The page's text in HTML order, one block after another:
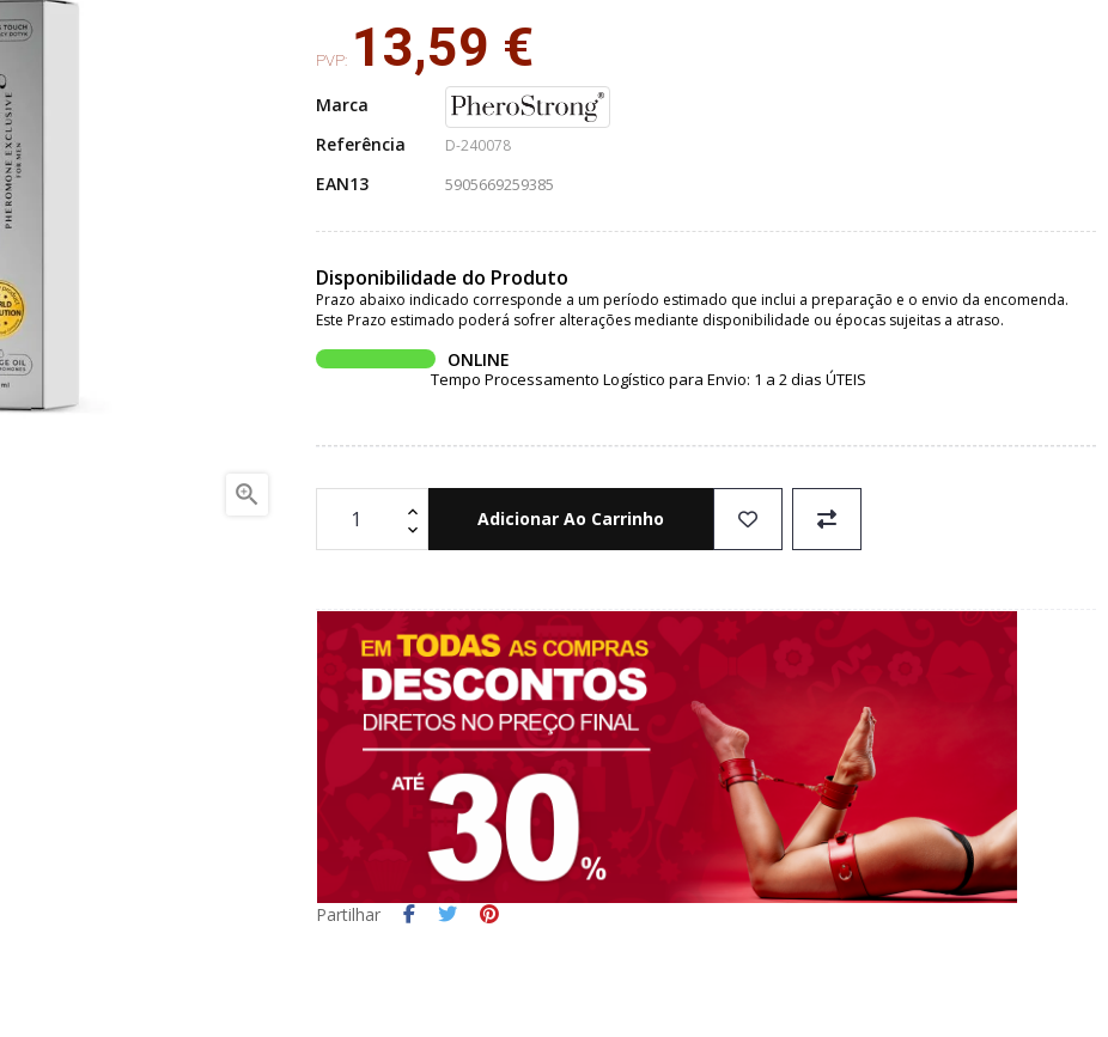

PVP: 13,59 €
Marca
Referência
D-240078
EAN13 5905669259385
Disponibilidade do Produto
Prazo abaixo indicado corresponde a um período estimado que inclui a preparação e o envio da encomenda.
Este Prazo estimado poderá sofrer alterações mediante disponibilidade ou épocas sujeitas a atraso.
ONLINE
Tempo Processamento Logístico para Envio: 1 a 2 dias ÚTEIS
Adicionar Ao Carrinho
Partilhar